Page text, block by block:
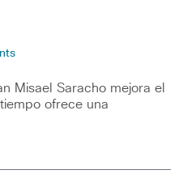
Misael Saracho mejora el
ofrece una